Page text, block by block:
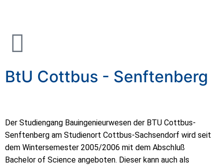
BtU Cottbus - Senftenberg
Der Studiengang Bauingenieurwesen der BTU Cottbus-
Senftenberg am Studienort Cottbus-Sachsendorf wird seit
dem Wintersemester 2005/2006 mit dem Abschluß
Bachelor of Science angeboten. Dieser kann auch als